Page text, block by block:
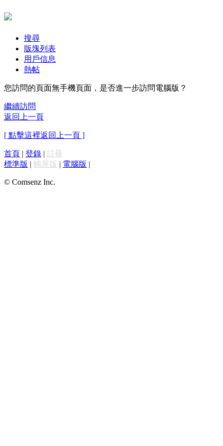
搜尋
版塊列表
用戶信息
熱帖
您訪問的頁面無手機頁面，是否進一步訪問電腦版？
繼續訪問
返回上一頁
[ 點擊這裡返回上一頁 ]
首頁 | 登錄 | 註冊
標準版 | 觸屏版 | 電腦版 |
© Comsenz Inc.